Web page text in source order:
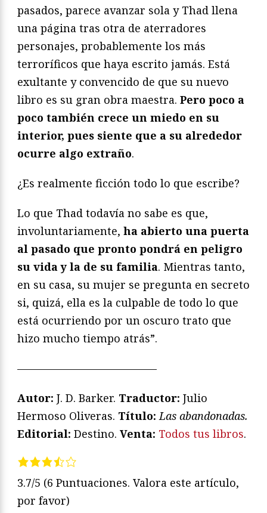
pasados, parece avanzar sola y Thad llena
una página tras otra de aterradores
personajes, probablemente los más
terroríficos que haya escrito jamás. Está
exultante y convencido de que su nuevo
libro es su gran obra maestra. Pero poco a
poco también crece un miedo en su
interior, pues siente que a su alrededor
ocurre algo extraño.
¿Es realmente ficción todo lo que escribe?
Lo que Thad todavía no sabe es que,
involuntariamente, ha abierto una puerta
al pasado que pronto pondrá en peligro
su vida y la de su familia. Mientras tanto,
en su casa, su mujer se pregunta en secreto
si, quizá, ella es la culpable de todo lo que
está ocurriendo por un oscuro trato que
hizo mucho tiempo atrás”.
—————————————
Autor: J. D. Barker. Traductor: Julio
Hermoso Oliveras. Título:Las abandonadas.
Editorial: Destino. Venta: Todos tus libros.
3.7/5 (6 Puntuaciones. Valora este artículo,
por favor)